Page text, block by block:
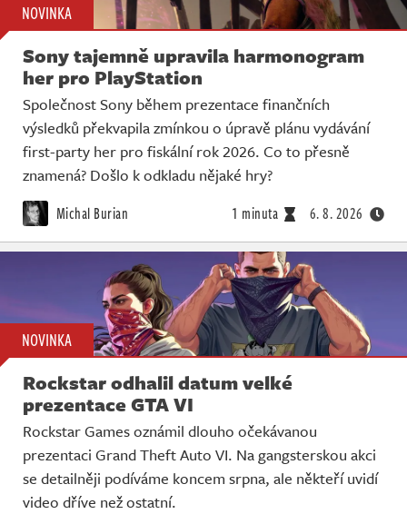
NOVINKA
Sony tajemně upravila harmonogram
her pro PlayStation
Společnost Sony během prezentace finančních
výsledků překvapila zmínkou o úpravě plánu vydávání
first-party her pro fiskální rok 2026. Co to přesně
znamená? Došlo k odkladu nějaké hry?
Michal Burian 1 minuta 6. 8. 2026
NOVINKA
Rockstar odhalil datum velké
prezentace GTA VI
Rockstar Games oznámil dlouho očekávanou
prezentaci Grand Theft Auto VI. Na gangsterskou akci
se detailněji podíváme koncem srpna, ale někteří uvidí
video dříve než ostatní.